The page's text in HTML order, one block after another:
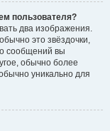
пользователя?
два изображения.
это звёздочки,
сообщений вы
обычно более
уникально для